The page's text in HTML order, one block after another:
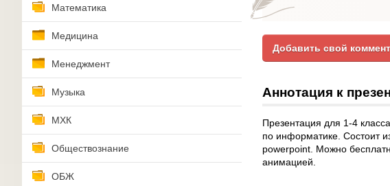
Математика
Медицина
Менеджмент
Музыка
МХК
Обществознание
ОБЖ
Добавить свой
Аннотация к
Презентация для 1-4
по информатике. Состоит
powerpoint. Можно
анимацией.